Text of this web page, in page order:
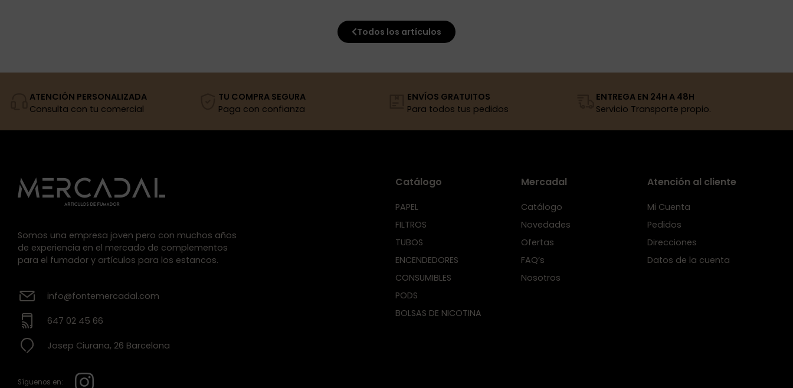
Todos los artículos
ATENCIÓN PERSONALIZADA
Consulta con tu comercial
TU COMPRA SEGURA
Paga con confianza
ENVÍOS GRATUITOS
Para todos tus pedidos
ENTREGA EN 24H A 48H
Servicio Transporte propio.
Somos una empresa joven pero con muchos años
de experiencia en el mercado de complementos
para el fumador y artículos para los estancos.
info@fontemercadal.com
647 02 45 66
Josep Ciurana, 26 Barcelona
Síguenos en:
Catálogo
PAPEL
FILTROS
TUBOS
ENCENDEDORES
CONSUMIBLES
PODS
BOLSAS DE NICOTINA
Mercadal
Catálogo
Novedades
Ofertas
FAQ’s
Nosotros
Atención al cliente
Mi Cuenta
Pedidos
Direcciones
Datos de la cuenta